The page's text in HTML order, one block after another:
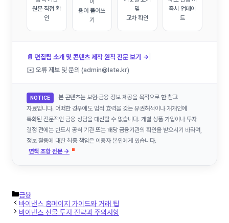
원문 직접 확
인
이
용어 풀어쓰
기
및
교차 확인
즉시 업데이
트
📄 편집팀 소개 및 콘텐츠 제작 원칙 전문 보기 →
✉️ 오류 제보 및 문의 (admin@late.kr)
NOTICE
본 콘텐츠는 보험·금융 정보 제공을 목적으로 한 참고
자료입니다. 어떠한 경우에도 법적 효력을 갖는 유권해석이나 개개인에
특화된 전문적인 금융 상담을 대신할 수 없습니다. 개별 상품 가입이나 투자
결정 전에는 반드시 공식 기관 또는 해당 금융기관의 확인을 받으시기 바라며,
정보 활용에 대한 최종 책임은 이용자 본인에게 있습니다.
면책 조항 전문 →
카
테
고
리
금융
바이낸스 홈페이지 가이드와 거래 팁
바이낸스 선물 투자 전략과 주의사항